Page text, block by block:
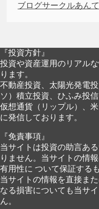
ブログサークルあん
『投資方針』
投資や資産運用のリアル
ります。
不動産投資、太陽光発電
ソ）積立投資、ひふみ投
仮想通貨（リップル）、
に発信しております。
『免責事項』
当サイトは投資の助言あ
りません。当サイトの情
有用性に ついて保証する
当サイトの情報を直接ま
なる損害についても当サ
ん。